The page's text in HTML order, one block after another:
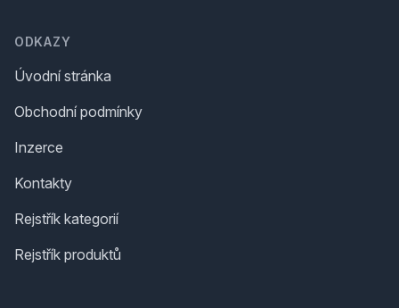
ODKAZY
Úvodní stránka
Obchodní podmínky
Inzerce
Kontakty
Rejstřík kategorií
Rejstřík produktů